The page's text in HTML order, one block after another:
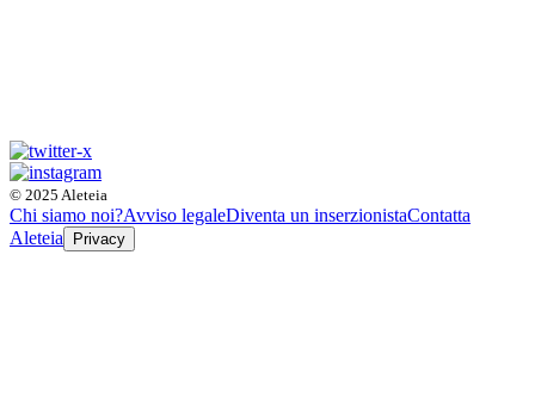
© 2025 Aleteia
Chi siamo noi?Avviso legaleDiventa un inserzionistaContatta
Aleteia
Privacy